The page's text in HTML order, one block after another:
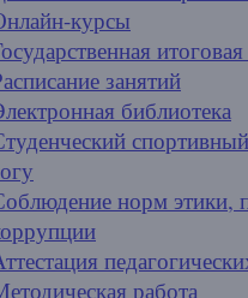
курсы
итоговая
занятий
библиотека
норм этики,
работа